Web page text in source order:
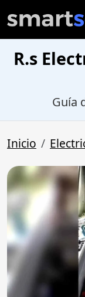
R.s
Guía
Inicio